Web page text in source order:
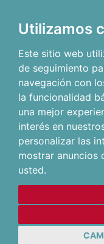
Utilizamos
Este sitio web
de seguimiento
navegación con
la funcionalidad
una mejor
interés en
personalizar las
mostrar anuncios
usted.